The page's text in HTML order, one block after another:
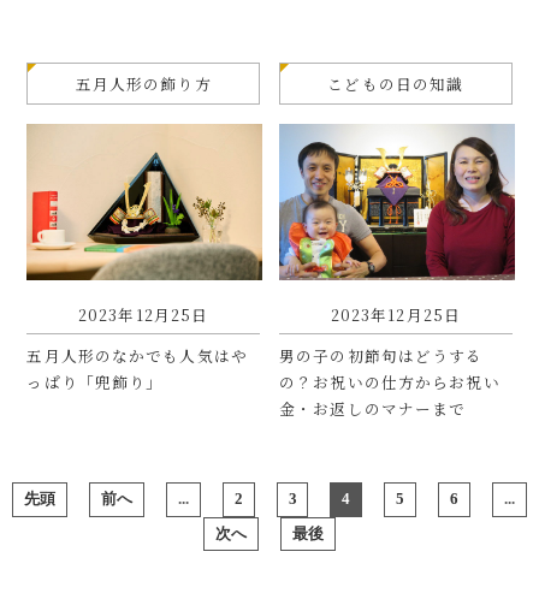
五月人形の飾り方
2023年12月25日
五月人形のなかでも人気はや
っぱり「兜飾り」
こどもの日の知識
2023年12月25日
男の子の初節句はどうする
の？お祝いの仕方からお祝い
金・お返しのマナーまで
先頭 前へ ... 2 3 4 5 6 ...
次へ 最後